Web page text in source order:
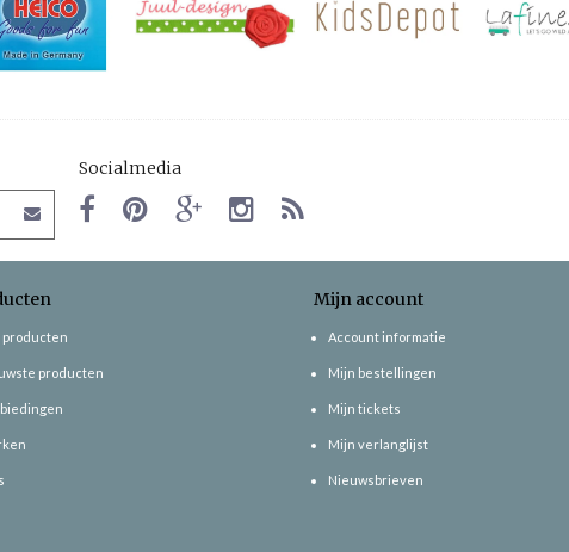
Socialmedia
producten
producten
Mijn account
Account informatie
Mijn bestellingen
Mijn tickets
Mijn verlanglijst
Nieuwsbrieven